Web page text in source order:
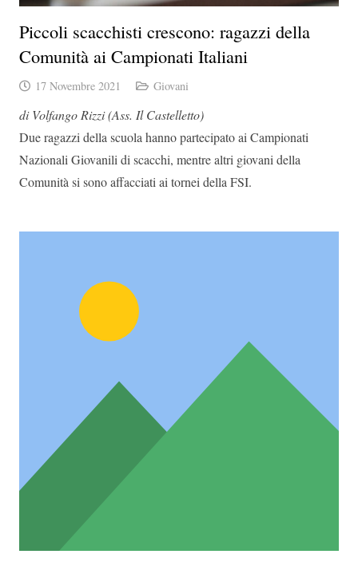
Piccoli scacchisti crescono: ragazzi della
Comunità ai Campionati Italiani
17 Novembre 2021 Giovani
di Volfango Rizzi (Ass. Il Castelletto)
Due ragazzi della scuola hanno partecipato ai Campionati
Nazionali Giovanili di scacchi, mentre altri giovani della
Comunità si sono affacciati ai tornei della FSI.